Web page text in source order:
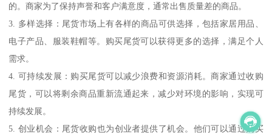
的。商家为了保持声誉和客户满意度，通常出售质量差的商品。
3. 多样选择：尾货市场上有各样的商品可供选择，包括家居用品、
电子产品、服装鞋帽等。购买尾货可以获得更多的选择，满足个人
需求。
4. 可持续发展：购买尾货可以减少浪费和资源消耗。商家通过收购
尾货，可以将剩余商品重新流通起来，减少对环境的影响，实现可
持续发展。
5. 创业机会：尾货收购也为创业者提供了机会。他们可以通过购买